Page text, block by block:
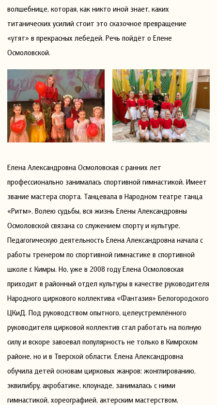
волшебнице, которая, как никто иной знает, каких
титанических усилий стоит это сказочное превращение
«утят» в прекрасных лебедей. Речь пойдёт о Елене
Осмоловской.
Елена Александровна Осмоловская с ранних лет
профессионально занималась спортивной гимнастикой. Имеет
звание мастера спорта. Танцевала в Народном театре танца
«Ритм». Волею судьбы, вся жизнь Елены Александровны
Осмоловской связана со служением спорту и культуре.
Педагогическую деятельность Елена Александровна начала с
работы тренером по спортивной гимнастике в спортивной
школе г. Кимры. Но, уже в 2008 году Елена Осмоловская
приходит в районный отдел культуры в качестве руководителя
Народного циркового коллектива «Фантазия» Белогородского
ЦКиД. Под руководством опытного, целеустремлённого
руководителя цирковой коллектив стал работать на полную
силу и вскоре завоевал популярность не только в Кимрском
районе, но и в Тверской области. Елена Александровна
обучила детей основам цирковых жанров: жонглированию,
эквилибру, акробатике, клоунаде, занималась с ними
гимнастикой, хореографией, актерским мастерством,